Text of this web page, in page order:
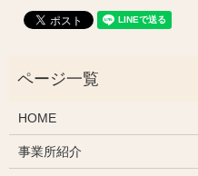
HOME
事業所紹介